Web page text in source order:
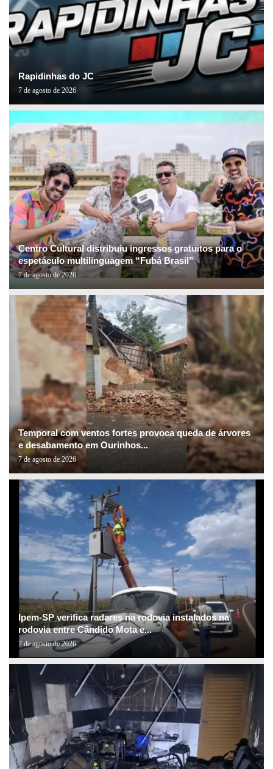
Rapidinhas do JC
7 de agosto de 2026
Centro Cultural distribuiu ingressos gratuitos para o
espetáculo multilinguagem “Fubá Brasil”
7 de agosto de 2026
Temporal com ventos fortes provoca queda de árvores
e desabamento em Ourinhos...
7 de agosto de 2026
Ipem-SP verifica radares na rodovia instalados na
rodovia entre Cândido Mota e...
7 de agosto de 2026